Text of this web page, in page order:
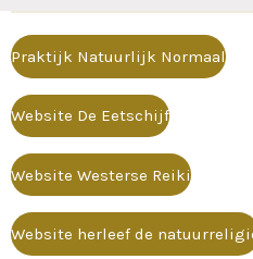
Praktijk Natuurlijk Normaal
Website De Eetschijf
Website Westerse Reiki
Website herleef de